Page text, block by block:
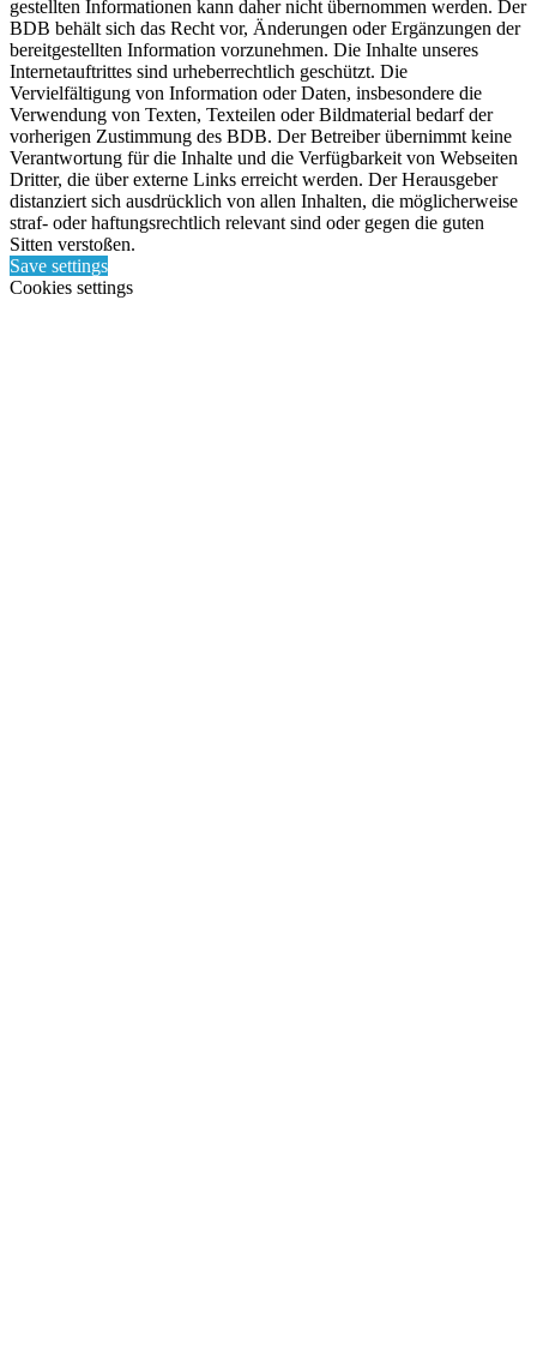
gestellten Informationen kann daher nicht übernommen werden. Der
BDB behält sich das Recht vor, Änderungen oder Ergänzungen der
bereitgestellten Information vorzunehmen. Die Inhalte unseres
Internetauftrittes sind urheberrechtlich geschützt. Die
Vervielfältigung von Information oder Daten, insbesondere die
Verwendung von Texten, Texteilen oder Bildmaterial bedarf der
vorherigen Zustimmung des BDB. Der Betreiber übernimmt keine
Verantwortung für die Inhalte und die Verfügbarkeit von Webseiten
Dritter, die über externe Links erreicht werden. Der Herausgeber
distanziert sich ausdrücklich von allen Inhalten, die möglicherweise
straf- oder haftungsrechtlich relevant sind oder gegen die guten
Sitten verstoßen.
Save settings
Cookies settings